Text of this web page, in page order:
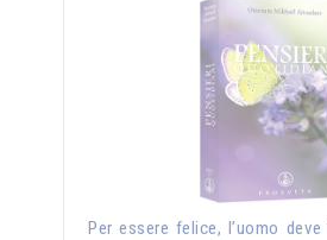
Per essere felice, l’uomo